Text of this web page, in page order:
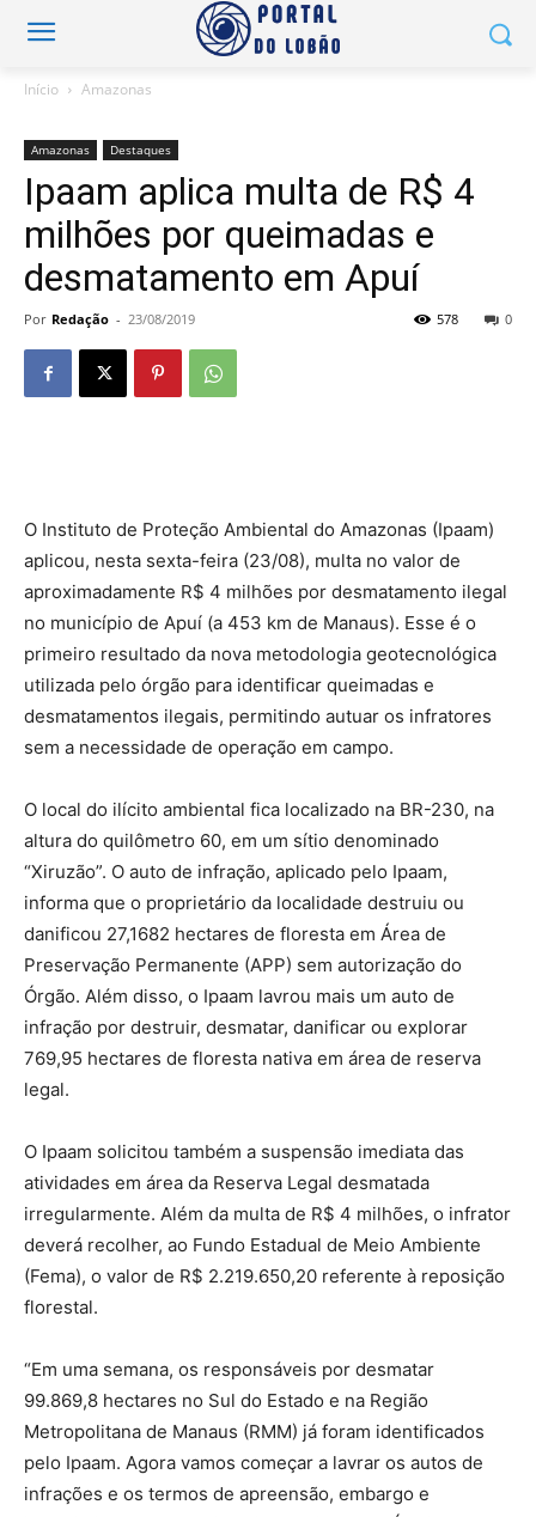
Início Amazonas
Amazonas Destaques
Ipaam aplica multa de R$ 4
milhões por queimadas e
desmatamento em Apuí
Por Redação - 23/08/2019 0
578
O Instituto de Proteção Ambiental do Amazonas (Ipaam)
aplicou, nesta sexta-feira (23/08), multa no valor de
aproximadamente R$ 4 milhões por desmatamento ilegal
no município de Apuí (a 453 km de Manaus). Esse é o
primeiro resultado da nova metodologia geotecnológica
utilizada pelo órgão para identificar queimadas e
desmatamentos ilegais, permitindo autuar os infratores
sem a necessidade de operação em campo.
O local do ilícito ambiental fica localizado na BR-230, na
altura do quilômetro 60, em um sítio denominado
“Xiruzão”. O auto de infração, aplicado pelo Ipaam,
informa que o proprietário da localidade destruiu ou
danificou 27,1682 hectares de floresta em Área de
Preservação Permanente (APP) sem autorização do
Órgão. Além disso, o Ipaam lavrou mais um auto de
infração por destruir, desmatar, danificar ou explorar
769,95 hectares de floresta nativa em área de reserva
legal.
O Ipaam solicitou também a suspensão imediata das
atividades em área da Reserva Legal desmatada
irregularmente. Além da multa de R$ 4 milhões, o infrator
deverá recolher, ao Fundo Estadual de Meio Ambiente
(Fema), o valor de R$ 2.219.650,20 referente à reposição
florestal.
“Em uma semana, os responsáveis por desmatar
99.869,8 hectares no Sul do Estado e na Região
Metropolitana de Manaus (RMM) já foram identificados
pelo Ipaam. Agora vamos começar a lavrar os autos de
infrações e os termos de apreensão, embargo e